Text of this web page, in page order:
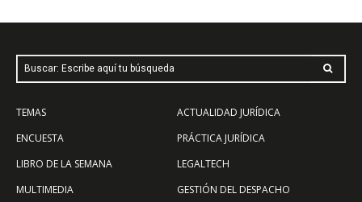
Buscar: Escribe aquí tu búsqueda
TEMAS
ENCUESTA
LIBRO DE LA SEMANA
MULTIMEDIA
ACTUALIDAD JURÍDICA
PRÁCTICA JURÍDICA
LEGALTECH
GESTIÓN DEL DESPACHO